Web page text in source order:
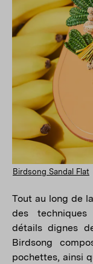
Birdsong Sandal Flat
Tout au long de
des
détails dignes
Birdsong
pochettes, ainsi